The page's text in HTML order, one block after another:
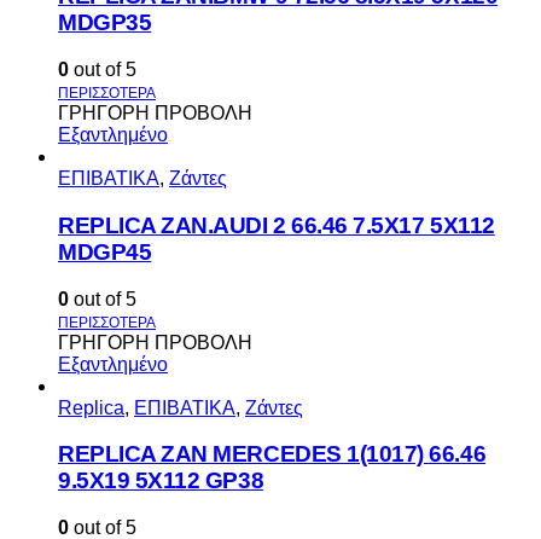
MDGP35
0 out of 5
ΓΡΗΓΟΡΗ ΠΡΟΒΟΛΗ
Εξαντλημένο
ΕΠΙΒΑΤΙΚΑ, Ζάντες
REPLICA ZAN.AUDI 2 66.46 7.5X17 5X112
MDGP45
0 out of 5
ΓΡΗΓΟΡΗ ΠΡΟΒΟΛΗ
Εξαντλημένο
Replica, ΕΠΙΒΑΤΙΚΑ, Ζάντες
REPLICA ZAN MERCEDES 1(1017) 66.46
9.5X19 5X112 GP38
0 out of 5